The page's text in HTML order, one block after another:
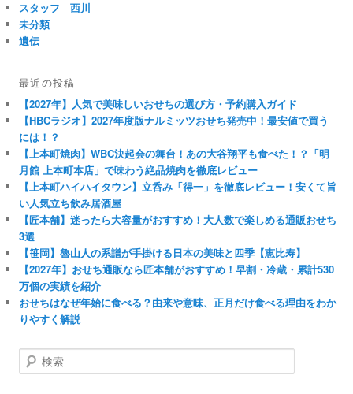
スタッフ 西川
未分類
遺伝
最近の投稿
【2027年】人気で美味しいおせちの選び方・予約購入ガイド
【HBCラジオ】2027年度版ナルミッツおせち発売中！最安値で買う
には！？
【上本町焼肉】WBC決起会の舞台！あの大谷翔平も食べた！？「明
月館 上本町本店」で味わう絶品焼肉を徹底レビュー
【上本町ハイハイタウン】立呑み「得一」を徹底レビュー！安くて旨
い人気立ち飲み居酒屋
【匠本舗】迷ったら大容量がおすすめ！大人数で楽しめる通販おせち
3選
【笹岡】魯山人の系譜が手掛ける日本の美味と四季【恵比寿】
【2027年】おせち通販なら匠本舗がおすすめ！早割・冷蔵・累計530
万個の実績を紹介
おせちはなぜ年始に食べる？由来や意味、正月だけ食べる理由をわか
りやすく解説
検
索